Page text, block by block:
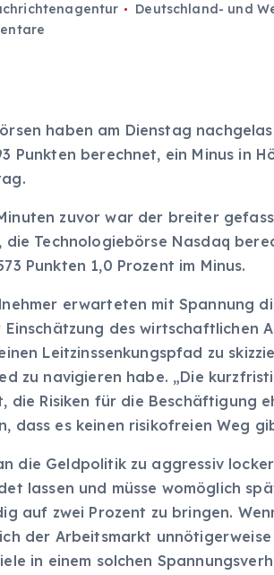
Deutschland- und
haben am Dienstag
Punkten berechnet, ein Minus in
zuvor war der breiter
die Technologiebörse Nasdaq
Punkten 1,0 Prozent im Minus.
erwarteten mit Spannung
Einschätzung des wirtschaftlichen
Leitzinssenkungspfad zu
zu navigieren habe. „Die
die Risiken für die Beschäftigung
dass es keinen risikofreien Weg
die Geldpolitik zu aggressiv
lassen und müsse womöglich
auf zwei Prozent zu bringen.
der Arbeitsmarkt
in einem solchen